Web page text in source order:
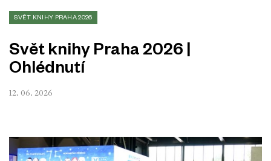
SVĚT KNIHY PRAHA 2026
Svět knihy Praha 2026 |
Ohlédnutí
12. 06. 2026